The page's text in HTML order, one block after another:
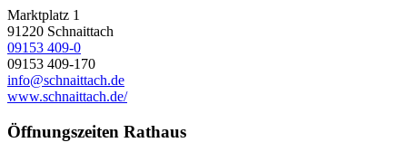
Marktplatz 1
91220 Schnaittach
09153 409-0
09153 409-170
info@schnaittach.de
www.schnaittach.de/
Öffnungszeiten Rathaus